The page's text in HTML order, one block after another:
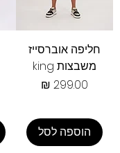
חליפה אוברסייז
משבצות king
מחיר
הוספה לסל